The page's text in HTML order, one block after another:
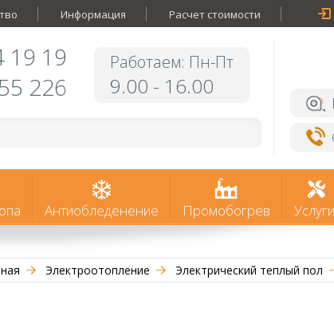
Информация Расчет стоимости
19 19
226
Работаем: Пн-Пт
9.00 - 16.00
Антиобледенение Промобогрев Услуги
Электроотопление Электрический теплый пол